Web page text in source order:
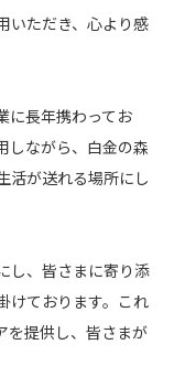
いただき、心より感
に長年携わってお
しながら、白金の森
活が送れる場所にし
し、皆さまに寄り添
けております。これ
を提供し、皆さまが